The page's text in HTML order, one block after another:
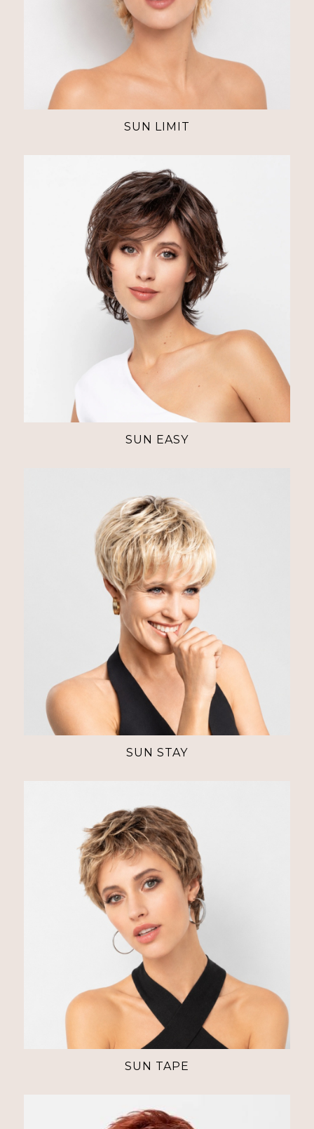
SUN LIMIT
SUN EASY
SUN STAY
SUN TAPE